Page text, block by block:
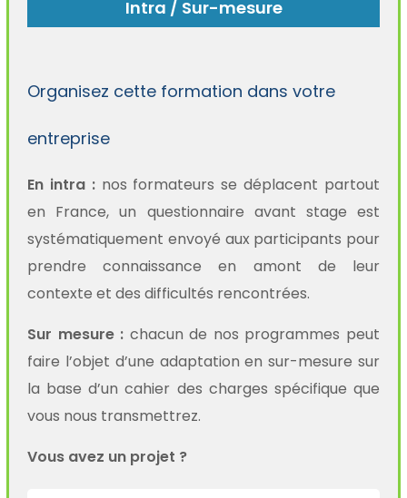
Intra / Sur-mesure
Organisez cette formation dans votre
entreprise
En intra : nos formateurs se déplacent partout
en France, un questionnaire avant stage est
systématiquement envoyé aux participants pour
prendre connaissance en amont de leur
contexte et des difficultés rencontrées.
Sur mesure : chacun de nos programmes peut
faire l’objet d’une adaptation en sur-mesure sur
la base d’un cahier des charges spécifique que
vous nous transmettrez.
Vous avez un projet ?